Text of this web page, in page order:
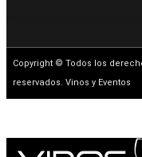
Copyright © Todos los
reservados. Vinos y Eventos